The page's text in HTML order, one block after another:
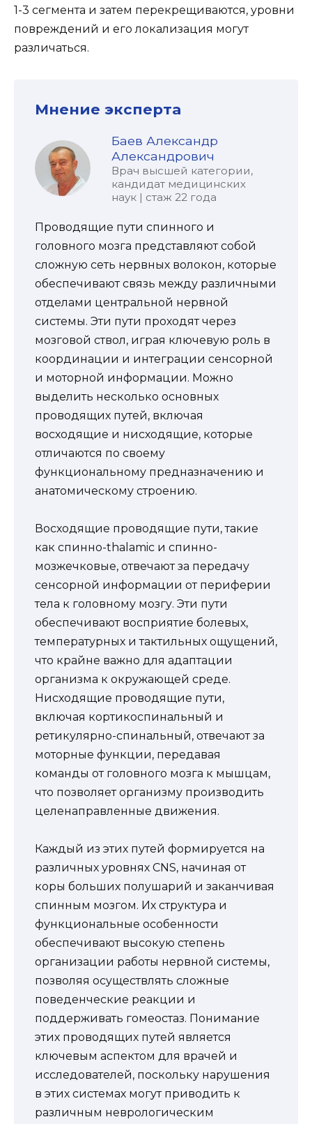
1-3 сегмента и затем перекрещиваются, уровни
повреждений и его локализация могут
различаться.
Мнение эксперта
Баев Александр
Александрович
Врач высшей категории,
кандидат медицинских
наук | стаж 22 года
Проводящие пути спинного и
головного мозга представляют собой
сложную сеть нервных волокон, которые
обеспечивают связь между различными
отделами центральной нервной
системы. Эти пути проходят через
мозговой ствол, играя ключевую роль в
координации и интеграции сенсорной
и моторной информации. Можно
выделить несколько основных
проводящих путей, включая
восходящие и нисходящие, которые
отличаются по своему
функциональному предназначению и
анатомическому строению.
Восходящие проводящие пути, такие
как спинно-thalamic и спинно-
мозжечковые, отвечают за передачу
сенсорной информации от периферии
тела к головному мозгу. Эти пути
обеспечивают восприятие болевых,
температурных и тактильных ощущений,
что крайне важно для адаптации
организма к окружающей среде.
Нисходящие проводящие пути,
включая кортикоспинальный и
ретикулярно-спинальный, отвечают за
моторные функции, передавая
команды от головного мозга к мышцам,
что позволяет организму производить
целенаправленные движения.
Каждый из этих путей формируется на
различных уровнях CNS, начиная от
коры больших полушарий и заканчивая
спинным мозгом. Их структура и
функциональные особенности
обеспечивают высокую степень
организации работы нервной системы,
позволяя осуществлять сложные
поведенческие реакции и
поддерживать гомеостаз. Понимание
этих проводящих путей является
ключевым аспектом для врачей и
исследователей, поскольку нарушения
в этих системах могут приводить к
различным неврологическим